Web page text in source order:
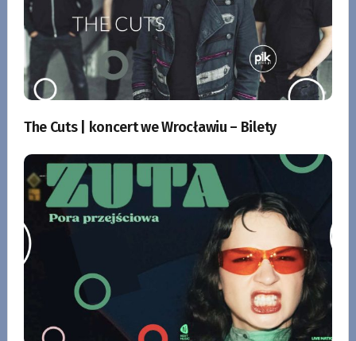
The Cuts | koncert we Wrocławiu – Bilety